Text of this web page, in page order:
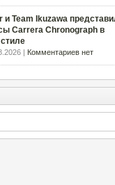
и Team Ikuzawa
Carrera Chronograph в
| Комментариев нет